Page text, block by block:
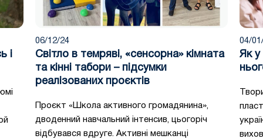
і
06/12/24
Світло в темряві, «сенсорна» кімната
та кінні табори – підсумки
реалізованих проєктів
Проєкт «Школа активного громадянина»,
дводенний навчальний інтенсив, цьогоріч
відбувався вдруге. Активні мешканці
04/
Як у